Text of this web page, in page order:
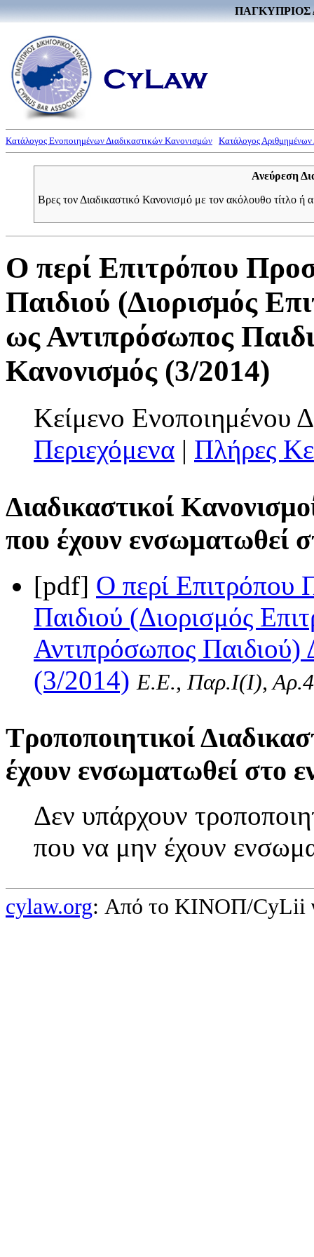
ΠΑΓΚΥΠΡΙΟΣ
Κατάλογος Ενοποιημένων Διαδικαστικών Κανονισμών Κατάλογος
Ανεύρεση
Βρες τον Διαδικαστικό Κανονισμό με τον ακόλουθο τίτλο ή
Ο περί Επιτρόπου
Παιδιού (Διορισμός
ως Αντιπρόσωπος
Κανονισμός (3/2014)
Κείμενο Ενοποιημένου
Περιεχόμενα | Πλήρες
Διαδικαστικοί
που έχουν ενσωματωθεί
[pdf] Ο περί Επιτρόπου
Παιδιού (Διορισμός
Αντιπρόσωπος Παιδιού)
(3/2014) Ε.Ε., Παρ.Ι(I),
Τροποποιητικοί
έχουν ενσωματωθεί στο
Δεν υπάρχουν
που να μην έχουν
cylaw.org: Από το ΚΙΝOΠ/CyLii